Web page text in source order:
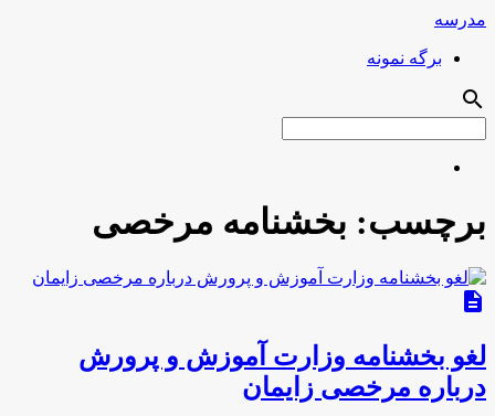
مدرسه
برگه نمونه
search
برچسب: بخشنامه مرخصی
description
لغو بخشنامه وزارت آموزش و پرورش
درباره مرخصی زایمان